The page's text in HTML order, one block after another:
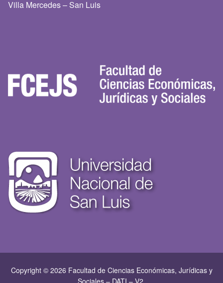
Villa Mercedes – San Luis
Copyright © 2026 Facultad de Ciencias Económicas, Jurí­dicas y